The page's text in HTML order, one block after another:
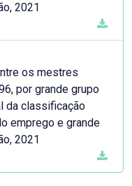
2021
os mestres
por grande grupo
da classificação
emprego e grande
2021